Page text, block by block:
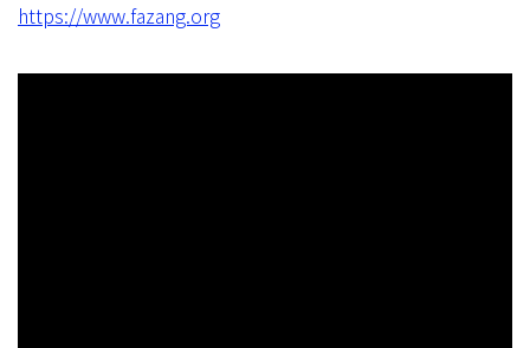
https://www.fazang.org